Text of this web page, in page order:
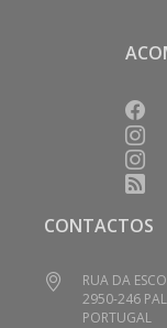
CONTACTOS
RUA DA
2950-246
PORTUGAL